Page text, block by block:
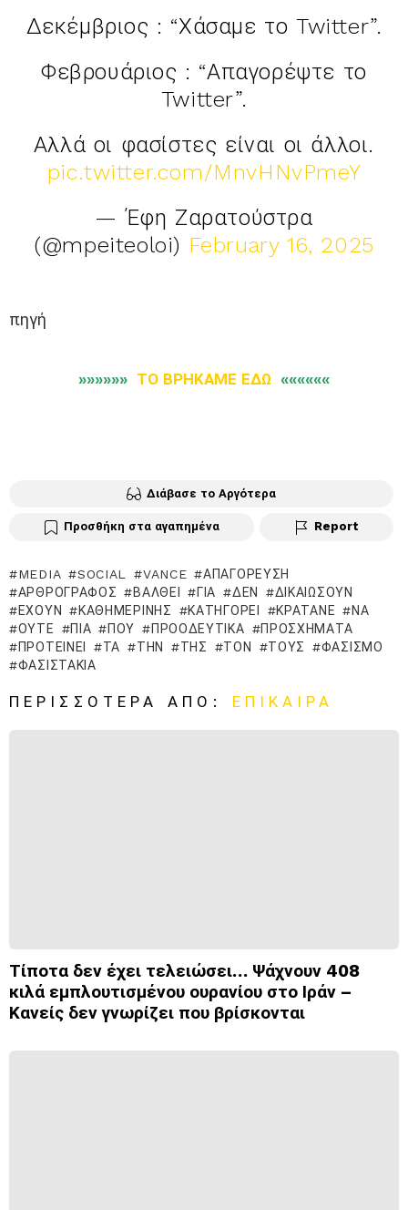
Δεκέμβριος : “Χάσαμε το Twitter”.
Φεβρουάριος : “Απαγορέψτε το
Twitter”.
Αλλά οι φασίστες είναι οι άλλοι.
pic.twitter.com/MnvHNvPmeY
— Έφη Ζαρατούστρα
(@mpeiteoloi) February 16, 2025
πηγή
»»»»»» ΤΟ ΒΡΗΚΑΜΕ ΕΔΩ ««««««
Διάβασε το Αργότερα
Προσθήκη στα αγαπημένα Report
MEDIA SOCIAL VANCE
ΑΠΑΓΌΡΕΥΣΗ
ΑΡΘΡΟΓΡΆΦΟΣ
ΒΑΛΘΕΊ ΓΙΑ ΔΕΝ
ΔΙΚΑΙΏΣΟΥΝ
ΈΧΟΥΝ
ΚΑΘΗΜΕΡΙΝΉΣ ΚΑΤΗΓΟΡΕΊ ΚΡΑΤΆΝΕ
ΝΑ
ΟΎΤΕ
ΠΙΑ ΠΟΥ ΠΡΟΟΔΕΥΤΙΚΆ
ΠΡΟΣΧΉΜΑΤΑ
ΠΡΟΤΕΊΝΕΙ
ΤΑ ΤΗΝ ΤΗΣ ΤΟΝ ΤΟΥΣ
ΦΑΣΙΣΜΌ
ΦΑΣΙΣΤΆΚΙΑ
ΠΕΡΙΣΣΌΤΕΡΑ ΑΠΌ: ΕΠΊΚΑΙΡΑ
Τίποτα δεν έχει τελειώσει… Ψάχνουν 408
κιλά εμπλουτισμένου ουρανίου στο Ιράν –
Κανείς δεν γνωρίζει που βρίσκονται